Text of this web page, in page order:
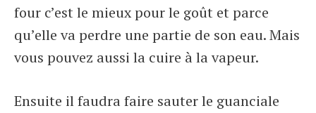
four c’est le mieux pour le goût et parce
qu’elle va perdre une partie de son eau. Mais
vous pouvez aussi la cuire à la vapeur.
Ensuite il faudra faire sauter le guanciale